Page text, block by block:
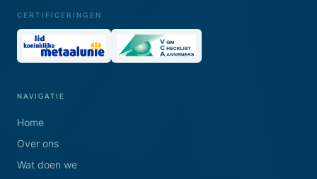
CERTIFICERINGEN
NAVIGATIE
Home
Over ons
Wat doen we